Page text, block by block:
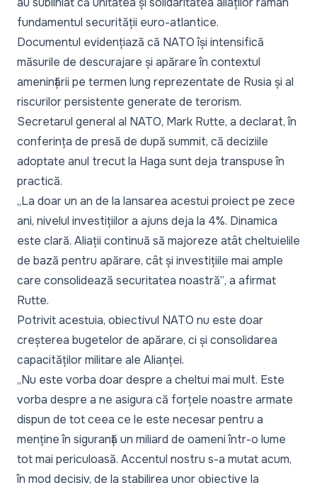
fundamentul securității euro-atlantice.
Documentul evidențiază că NATO își intensifică
măsurile de descurajare și apărare în contextul
amenințării pe termen lung reprezentate de Rusia și al
riscurilor persistente generate de terorism.
Secretarul general al NATO, Mark Rutte, a declarat, în
conferința de presă de după summit, că deciziile
adoptate anul trecut la Haga sunt deja transpuse în
practică.
„La doar un an de la lansarea acestui proiect pe zece
ani, nivelul investițiilor a ajuns deja la 4%. Dinamica
este clară. Aliații continuă să majoreze atât cheltuielile
de bază pentru apărare, cât și investițiile mai ample
care consolidează securitatea noastră”, a afirmat
Rutte.
Potrivit acestuia, obiectivul NATO nu este doar
creșterea bugetelor de apărare, ci și consolidarea
capacităților militare ale Alianței.
„Nu este vorba doar despre a cheltui mai mult. Este
vorba despre a ne asigura că forțele noastre armate
dispun de tot ceea ce le este necesar pentru a
menține în siguranță un miliard de oameni într-o lume
tot mai periculoasă. Accentul nostru s-a mutat acum,
în mod decisiv, de la stabilirea unor obiective la